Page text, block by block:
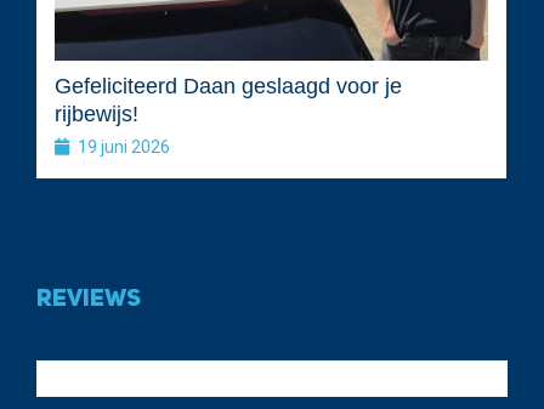
Gefeliciteerd Daan geslaagd voor je
rijbewijs!
19 juni 2026
Reviews